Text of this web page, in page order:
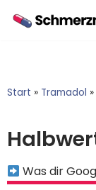
Start » Tramadol »
Was dir